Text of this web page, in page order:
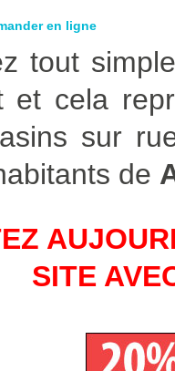
en ligne
tout
et cela
sur
de
SITE